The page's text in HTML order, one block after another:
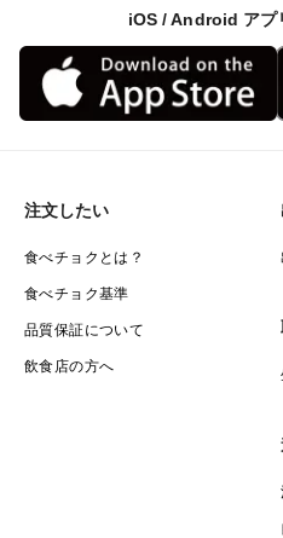
iOS / Android アプ
注文したい
食べチョクとは？
食べチョク基準
品質保証について
飲食店の方へ